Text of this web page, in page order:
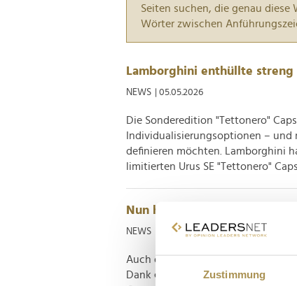
Zustimmung
Seiten suchen, die genau
Wörter zwischen
Lamborghini enthüllte
NEWS | 05.05.2026
Die Sonderedition "Tettonero"
Individualisierungsoptionen –
definieren möchten. Lamborghini
limitierten Urus SE "Tettonero"
Nun hat auch im
NEWS | 02.05.2024
Auch die Marke mit dem Stier
Dank eines potenten Plug-in-